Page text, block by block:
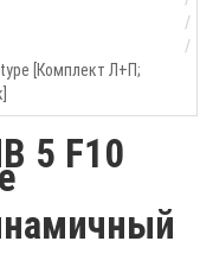
[Комплект Л+П;
5 F10